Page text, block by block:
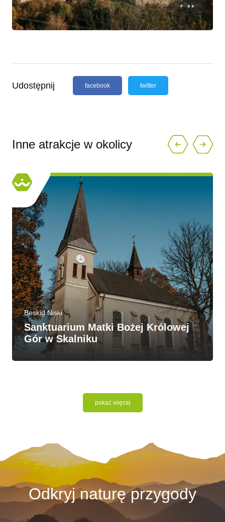
Udostępnij facebook twitter
Inne atrakcje w okolicy
Beskid Niski
Sanktuarium Matki Bożej Królowej
Gór w Skalniku
pokaż więcej
Odkryj naturę przygody